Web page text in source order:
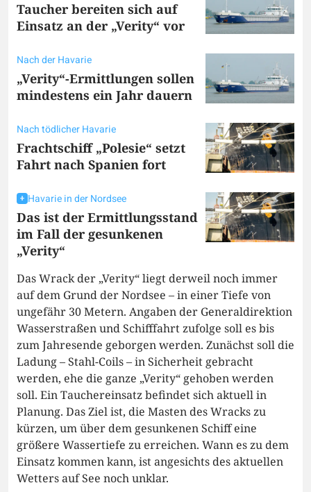
Taucher bereiten sich auf
Einsatz an der „Verity“ vor
Nach der Havarie
„Verity“-Ermittlungen sollen
mindestens ein Jahr dauern
Nach tödlicher Havarie
Frachtschiff „Polesie“ setzt
Fahrt nach Spanien fort
Havarie in der Nordsee
Das ist der Ermittlungsstand
im Fall der gesunkenen
„Verity“
Das Wrack der „Verity“ liegt derweil noch immer
auf dem Grund der Nordsee – in einer Tiefe von
ungefähr 30 Metern. Angaben der Generaldirektion
Wasserstraßen und Schifffahrt zufolge soll es bis
zum Jahresende geborgen werden. Zunächst soll die
Ladung – Stahl-Coils – in Sicherheit gebracht
werden, ehe die ganze „Verity“ gehoben werden
soll. Ein Tauchereinsatz befindet sich aktuell in
Planung. Das Ziel ist, die Masten des Wracks zu
kürzen, um über dem gesunkenen Schiff eine
größere Wassertiefe zu erreichen. Wann es zu dem
Einsatz kommen kann, ist angesichts des aktuellen
Wetters auf See noch unklar.